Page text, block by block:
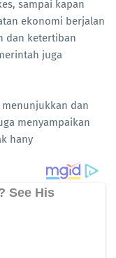
sampai kapan
ekonomi berjalan
dan ketertiban
juga
dan
menyampaikan
hany